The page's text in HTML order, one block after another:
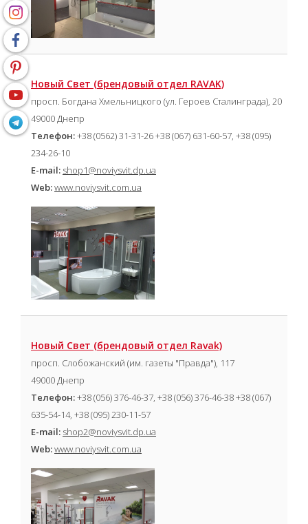
Новый Свет (брендовый отдел RAVAK)
просп. Богдана Хмельницкого (ул. Героев Сталинграда), 20
49000 Днепр
Телефон:+38 (0562) 31-31-26 +38 (067) 631-60-57, +38 (095)
234-26-10
E-mail: shop1@noviysvit.dp.ua
Web:www.noviysvit.com.ua
Новый Свет (брендовый отдел Ravak)
просп. Слобожанский (им. газеты "Правда"), 117
49000 Днепр
Телефон:+38 (056) 376-46-37, +38 (056) 376-46-38 +38 (067)
635-54-14, +38 (095) 230-11-57
E-mail: shop2@noviysvit.dp.ua
Web:www.noviysvit.com.ua